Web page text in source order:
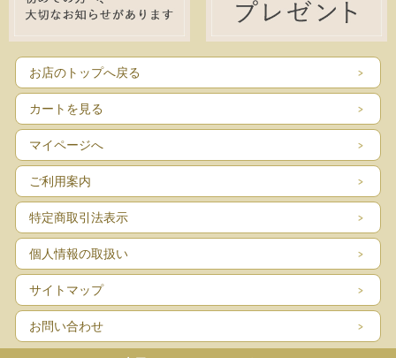
お店のトップへ戻る
カートを見る
マイページへ
ご利用案内
特定商取引法表示
個人情報の取扱い
サイトマップ
お問い合わせ